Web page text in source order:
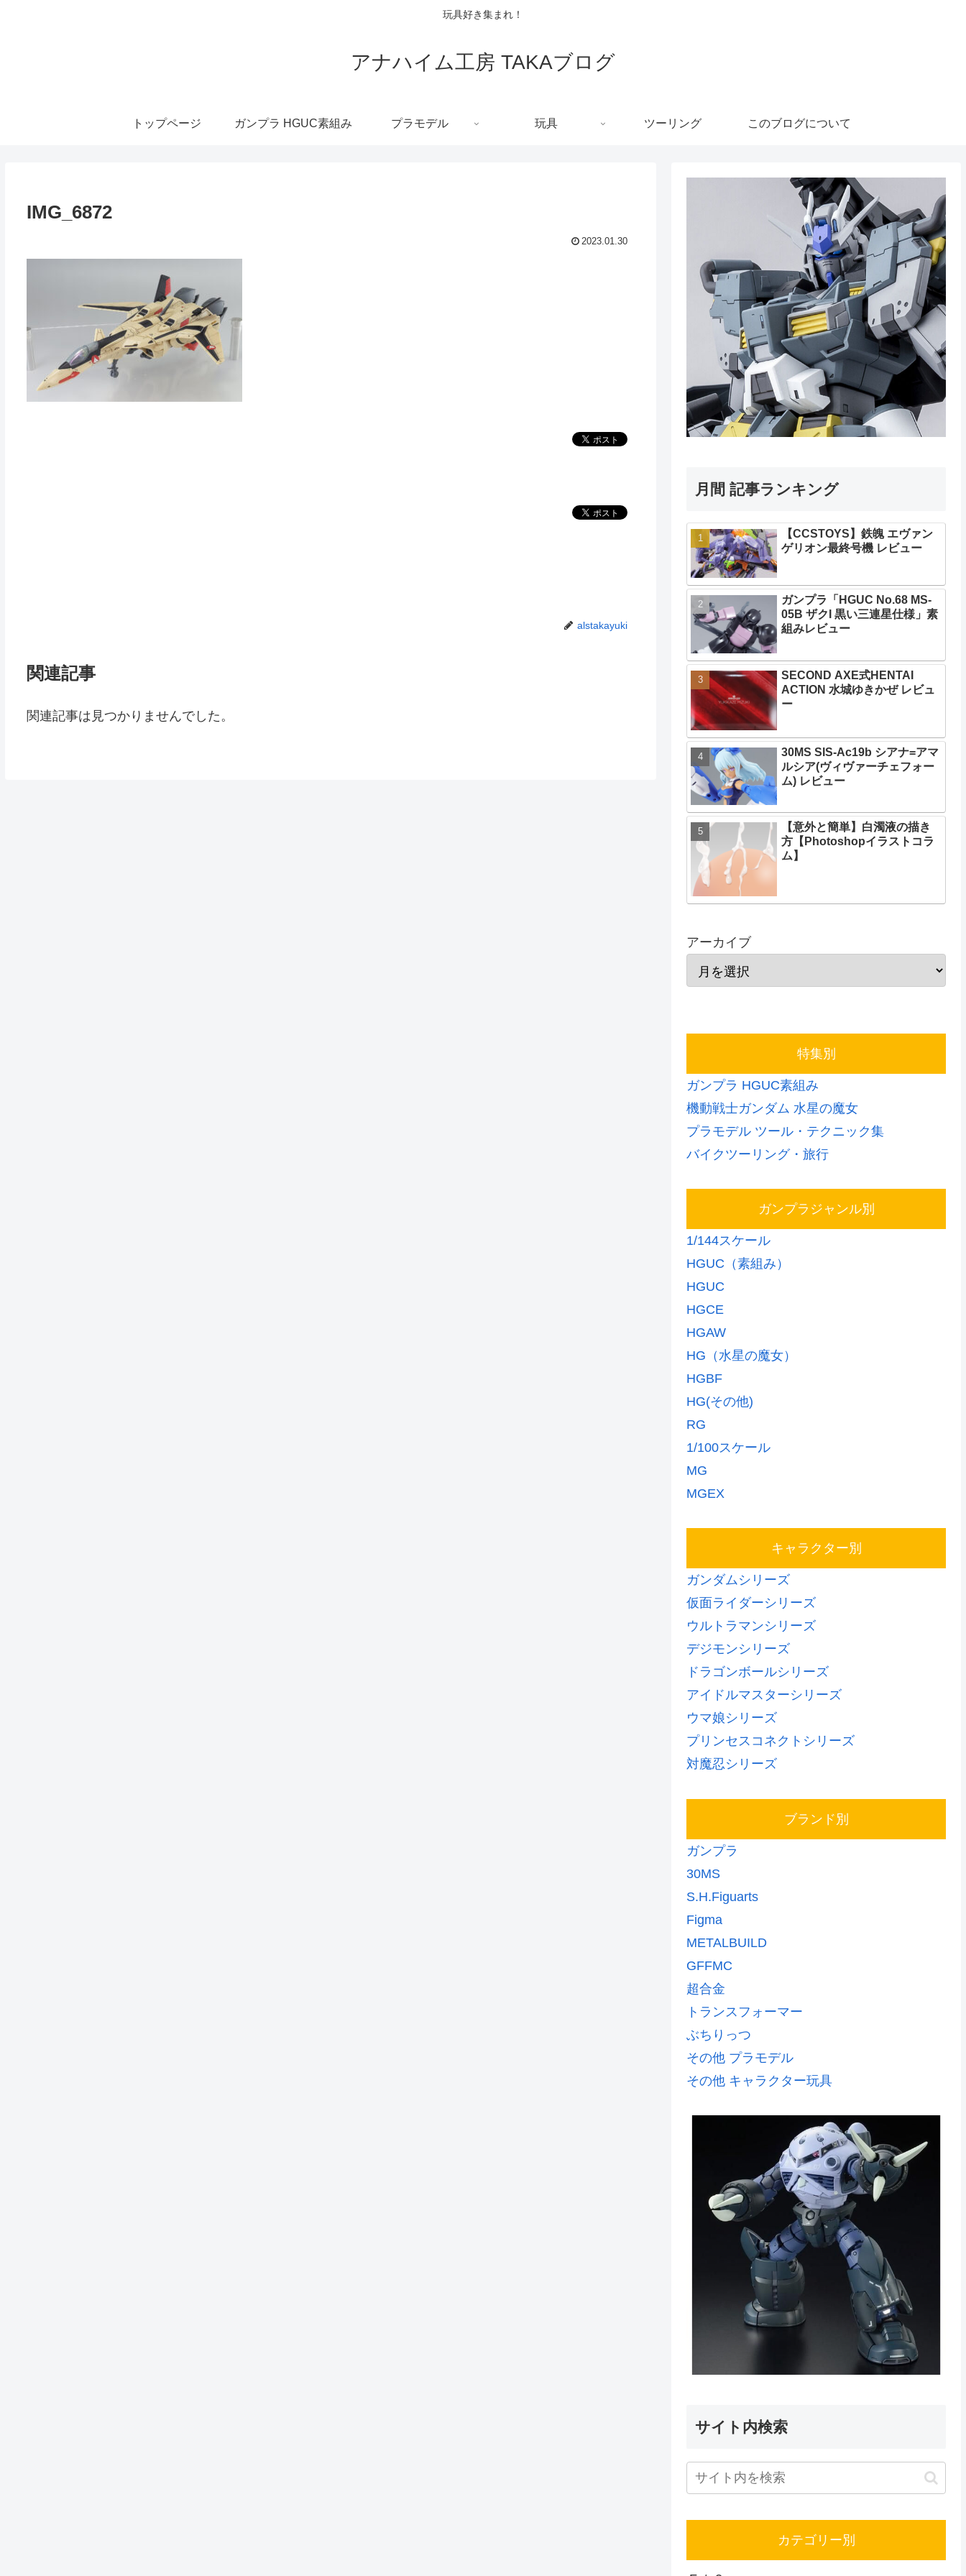
玩具好き集まれ！
アナハイム工房 TAKAブログ
トップページ ガンプラ HGUC素組み プラモデル 玩具 ツーリング このブログについて
IMG_6872
2023.01.30
alstakayuki
関連記事
関連記事は見つかりませんでした。
月間 記事ランキング
【CCSTOYS】鉄魄 エヴァン
ゲリオン最終号機 レビュー
ガンプラ「HGUC No.68 MS-
05B ザクI 黒い三連星仕様」素
組みレビュー
SECOND AXE式HENTAI
ACTION 水城ゆきかぜ レビュ
ー
30MS SIS-Ac19b シアナ=アマ
ルシア(ヴィヴァーチェフォー
ム) レビュー
【意外と簡単】白濁液の描き
方【Photoshopイラストコラ
ム】
アーカイブ
特集別
ガンプラ HGUC素組み
機動戦士ガンダム 水星の魔女
プラモデル ツール・テクニック集
バイクツーリング・旅行
ガンプラジャンル別
1/144スケール
HGUC（素組み）
HGUC
HGCE
HGAW
HG（水星の魔女）
HGBF
HG(その他)
RG
1/100スケール
MG
MGEX
キャラクター別
ガンダムシリーズ
仮面ライダーシリーズ
ウルトラマンシリーズ
デジモンシリーズ
ドラゴンボールシリーズ
アイドルマスターシリーズ
ウマ娘シリーズ
プリンセスコネクトシリーズ
対魔忍シリーズ
ブランド別
ガンプラ
30MS
S.H.Figuarts
Figma
METALBUILD
GFFMC
超合金
トランスフォーマー
ぶちりっつ
その他 プラモデル
その他 キャラクター玩具
サイト内検索
カテゴリー別